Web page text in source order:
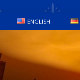
ENGLISH